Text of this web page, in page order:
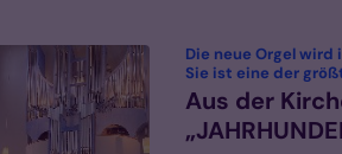
Die neue Orgel wird
Sie ist eine der
Aus der